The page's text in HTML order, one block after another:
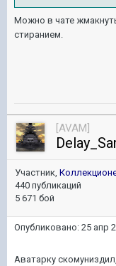
Можно в чате
стиранием.
[AVAM]
Участник,
440 публикаций
5 671 бой
Опубликовано: 25 апр
Аватарку